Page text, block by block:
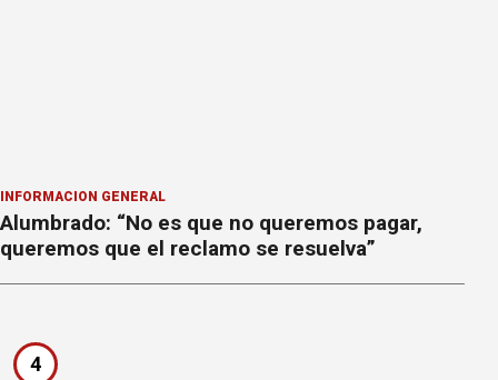
INFORMACION GENERAL
Alumbrado: “No es que no queremos pagar,
queremos que el reclamo se resuelva”
4